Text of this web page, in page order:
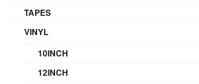
TAPES
VINYL
10INCH
12INCH